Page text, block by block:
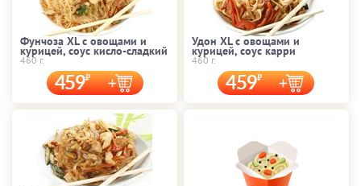
Фунчоза XL с овощами и
курицей, соус кисло-сладкий
460 г.
459
Удон XL с овощами и
курицей, соус карри
460 г.
459